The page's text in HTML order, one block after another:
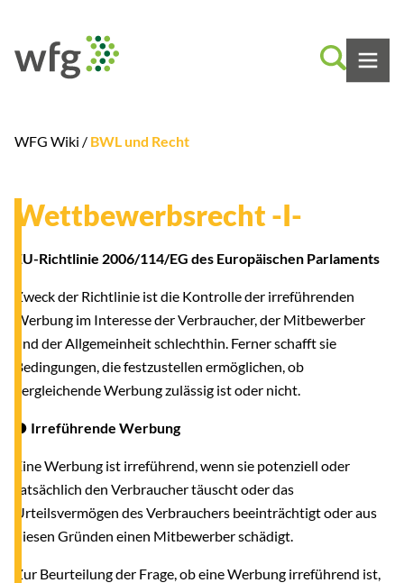
WFG Wiki / BWL und Recht
Wettbewerbsrecht -I-
EU-Richtlinie 2006/114/EG des Europäischen Parlaments
Zweck der Richtlinie ist die Kontrolle der irreführenden
Werbung im Interesse der Verbraucher, der Mitbewerber
und der Allgemeinheit schlechthin. Ferner schafft sie
Bedingungen, die festzustellen ermöglichen, ob
vergleichende Werbung zulässig ist oder nicht.
● Irreführende Werbung
Eine Werbung ist irreführend, wenn sie potenziell oder
tatsächlich den Verbraucher täuscht oder das
Urteilsvermögen des Verbrauchers beeinträchtigt oder aus
diesen Gründen einen Mitbewerber schädigt.
Zur Beurteilung der Frage, ob eine Werbung irreführend ist,